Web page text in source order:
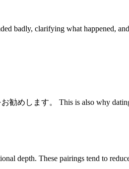
badly, clarifying what happened,
します。 This is also why dating
depth. These pairings tend to reduce